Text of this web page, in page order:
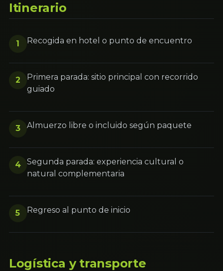
Itinerario
1 Recogida en hotel o punto de encuentro
2
Primera parada: sitio principal con recorrido
guiado
3 Almuerzo libre o incluido según paquete
4
Segunda parada: experiencia cultural o
natural complementaria
5 Regreso al punto de inicio
Logística y transporte